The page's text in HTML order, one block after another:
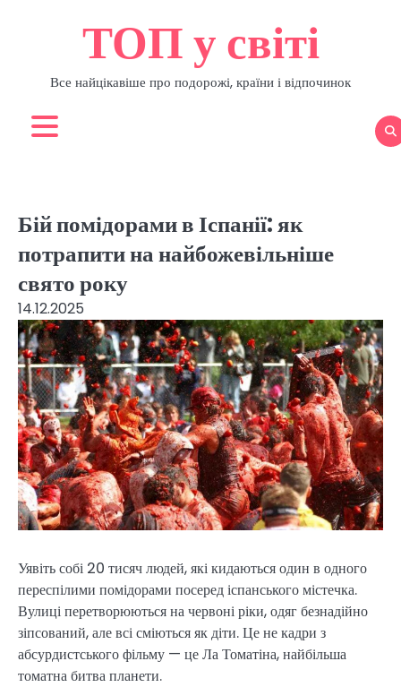
ТОП у світі
Все найцікавіше про подорожі, країни і відпочинок
Бій помідорами в Іспанії: як
потрапити на найбожевільніше
свято року
14.12.2025
Уявіть собі 20 тисяч людей, які кидаються один в одного
переспілими помідорами посеред іспанського містечка.
Вулиці перетворюються на червоні ріки, одяг безнадійно
зіпсований, але всі сміються як діти. Це не кадри з
абсурдистського фільму — це Ла Томатіна, найбільша
томатна битва планети.